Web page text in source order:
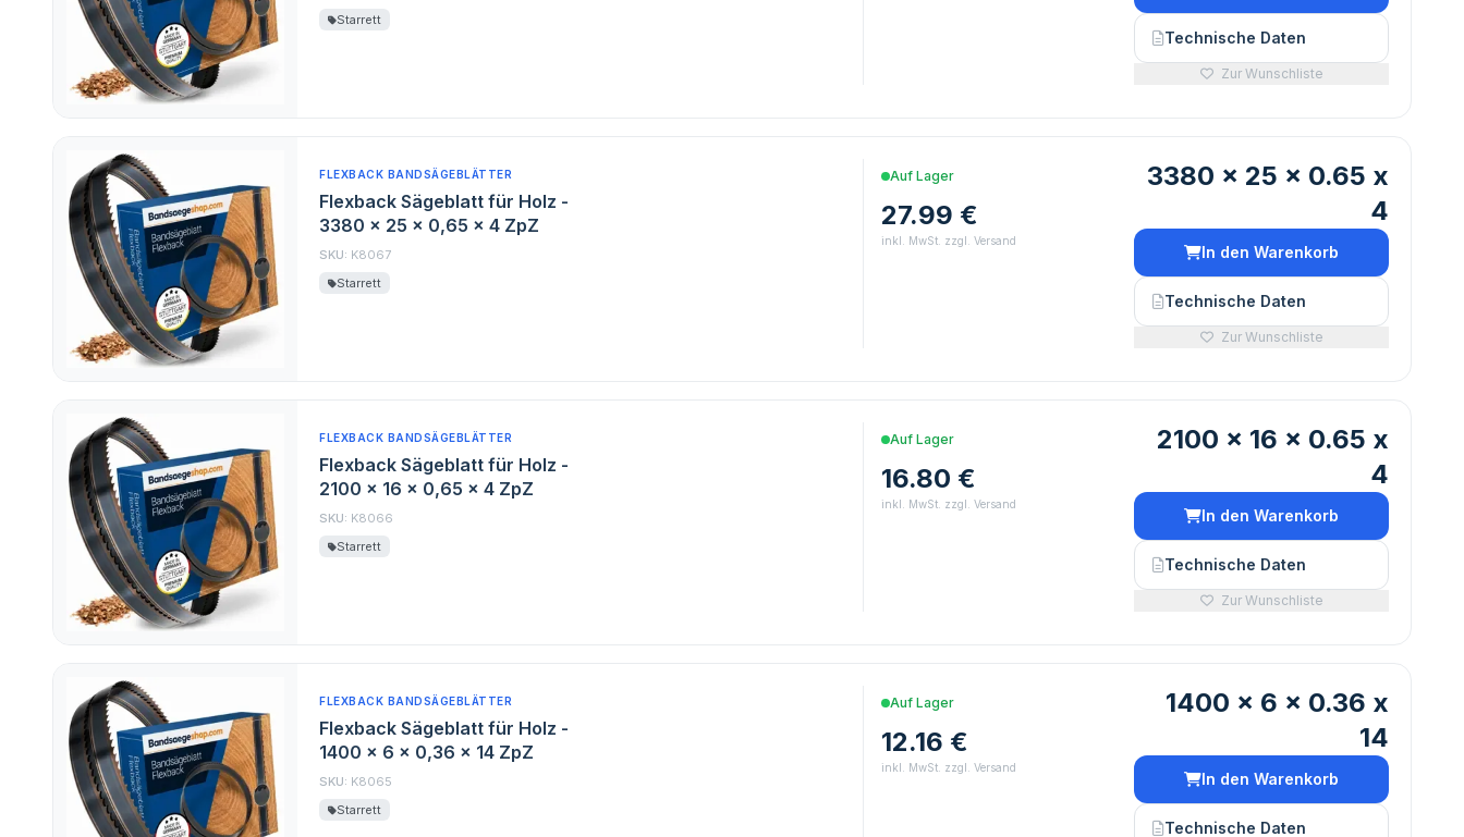
Starrett
Technische Daten
Zur Wunschliste
FLEXBACK BANDSÄGEBLÄTTER
Flexback Sägeblatt für Holz -
3380 x 25 x 0,65 x 4 ZpZ
SKU: K8067
Starrett
Auf Lager
27.99 €
inkl. MwSt. zzgl. Versand
3380 x 25 x 0.65 x
4
In den Warenkorb
Technische Daten
Zur Wunschliste
FLEXBACK BANDSÄGEBLÄTTER
Flexback Sägeblatt für Holz -
2100 x 16 x 0,65 x 4 ZpZ
SKU: K8066
Starrett
Auf Lager
16.80 €
inkl. MwSt. zzgl. Versand
2100 x 16 x 0.65 x
4
In den Warenkorb
Technische Daten
Zur Wunschliste
FLEXBACK BANDSÄGEBLÄTTER
Flexback Sägeblatt für Holz -
1400 x 6 x 0,36 x 14 ZpZ
SKU: K8065
Starrett
Auf Lager
12.16 €
inkl. MwSt. zzgl. Versand
1400 x 6 x 0.36 x
14
In den Warenkorb
Technische Daten